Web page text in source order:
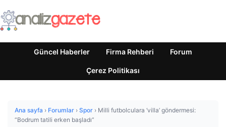
Güncel Haberler Firma Rehberi Forum
Çerez Politikası
Ana sayfa › Forumlar › Spor › Milli futbolculara ‘villa’ göndermesi:
“Bodrum tatili erken başladı”